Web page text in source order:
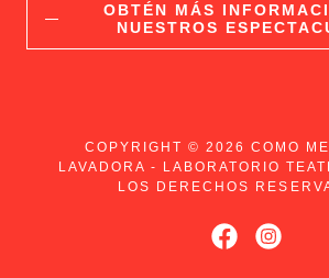
OBTÉN MÁS
NUESTROS
COPYRIGHT © 2026 COMO
LAVADORA - LABORATORIO
LOS DERECHOS